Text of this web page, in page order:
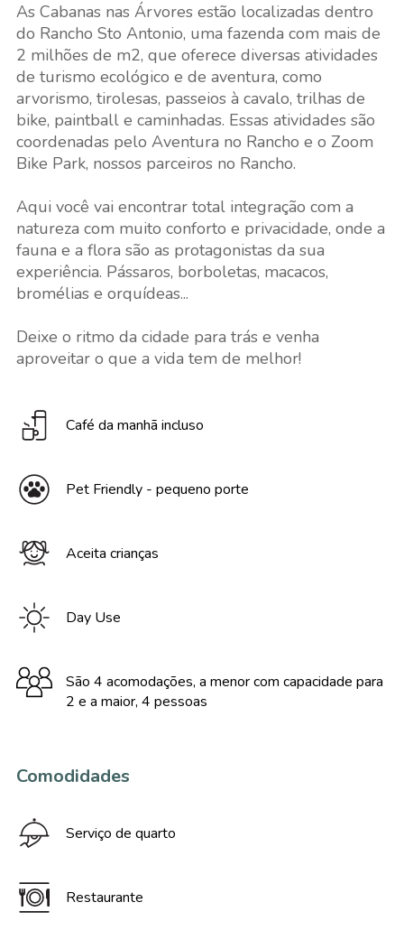
As Cabanas nas Árvores estão localizadas dentro
do Rancho Sto Antonio, uma fazenda com mais de
2 milhões de m2, que oferece diversas atividades
de turismo ecológico e de aventura, como
arvorismo, tirolesas, passeios à cavalo, trilhas de
bike, paintball e caminhadas. Essas atividades são
coordenadas pelo Aventura no Rancho e o Zoom
Bike Park, nossos parceiros no Rancho.
Aqui você vai encontrar total integração com a
natureza com muito conforto e privacidade, onde a
fauna e a flora são as protagonistas da sua
experiência. Pássaros, borboletas, macacos,
bromélias e orquídeas...
Deixe o ritmo da cidade para trás e venha
aproveitar o que a vida tem de melhor!
Café da manhã incluso
Pet Friendly - pequeno porte
Aceita crianças
Day Use
São 4 acomodações, a menor com capacidade para
2 e a maior, 4 pessoas
Comodidades
Serviço de quarto
Restaurante